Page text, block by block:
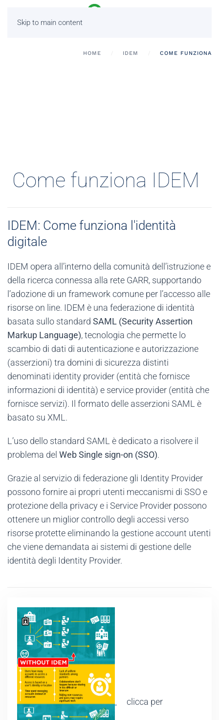
Skip to main content
HOME IDEM COME FUNZIONA
Come funziona IDEM
IDEM: Come funziona l'identità
digitale
IDEM opera all’interno della comunità dell’istruzione e
della ricerca connessa alla rete GARR, supportando
l’adozione di un framework comune per l’accesso alle
risorse on line. IDEM è una federazione di identità
basata sullo standard SAML (Security Assertion
Markup Language), tecnologia che permette lo
scambio di dati di autenticazione e autorizzazione
(asserzioni) tra domini di sicurezza distinti
denominati identity provider (entità che fornisce
informazioni di identità) e service provider (entità che
fornisce servizi). Il formato delle asserzioni SAML è
basato su XML.
L’uso dello standard SAML è dedicato a risolvere il
problema del Web Single sign-on (SSO).
Grazie al servizio di federazione gli Identity Provider
possono fornire ai propri utenti meccanismi di SSO e
protezione della privacy e i Service Provider possono
ottenere un miglior controllo degli accessi verso
risorse protette eliminando la gestione account utenti
che viene demandata ai sistemi di gestione delle
identità degli Identity Provider.
clicca per